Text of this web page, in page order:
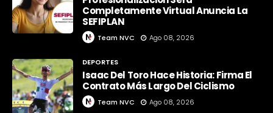
Completamente Virtual Anuncia La
SEFIPLAN
Team NVC Ago 08, 2026
DEPORTES
Isaac Del Toro Hace Historia: Firma El
Contrato Más Largo Del Ciclismo
Team NVC Ago 08, 2026